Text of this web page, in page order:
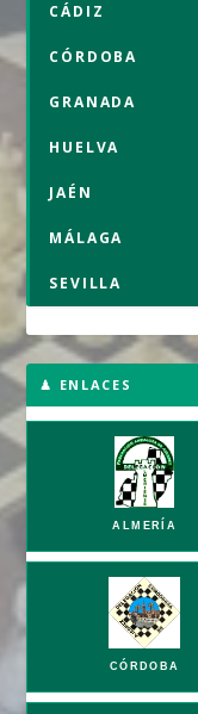
CÁDIZ
CÓRDOBA
GRANADA
HUELVA
JAÉN
MÁLAGA
SEVILLA
♟ ENLACES
ALMERÍA
CÓRDOBA